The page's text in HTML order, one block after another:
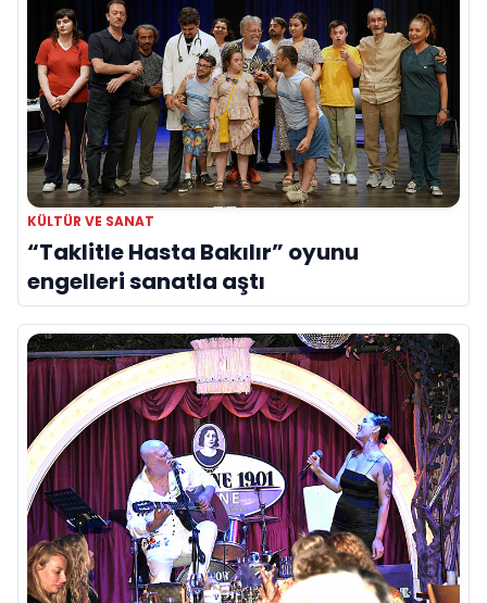
KÜLTÜR VE SANAT
“Taklitle Hasta Bakılır” oyunu
engelleri sanatla aştı